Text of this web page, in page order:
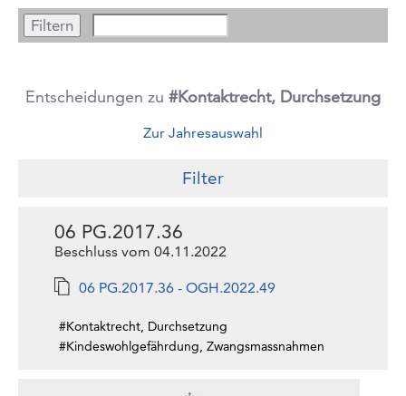
Entscheidungen zu #Kontaktrecht, Durchsetzung
Zur Jahresauswahl
Filter
06 PG.2017.36
Beschluss vom 04.11.2022
06 PG.2017.36 - OGH.2022.49
#Kontaktrecht, Durchsetzung
#Kindeswohlgefährdung, Zwangsmassnahmen